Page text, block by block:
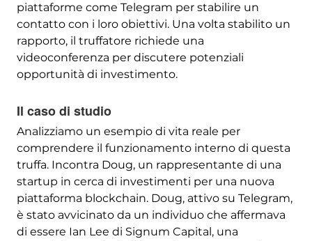
piattaforme come Telegram per stabilire un
contatto con i loro obiettivi. Una volta stabilito un
rapporto, il truffatore richiede una
videoconferenza per discutere potenziali
opportunità di investimento.
Il caso di studio
Analizziamo un esempio di vita reale per
comprendere il funzionamento interno di questa
truffa. Incontra Doug, un rappresentante di una
startup in cerca di investimenti per una nuova
piattaforma blockchain. Doug, attivo su Telegram,
è stato avvicinato da un individuo che affermava
di essere Ian Lee di Signum Capital, una